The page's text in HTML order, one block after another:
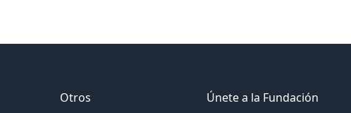
Otros Únete a la Fundación